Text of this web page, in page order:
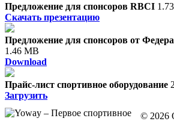
Предложение для спонсоров RBCI
Скачать презентацию
Предложение для спонсоров от
1.46 MB
Download
Прайс-лист спортивное оборудование
Загрузить
©